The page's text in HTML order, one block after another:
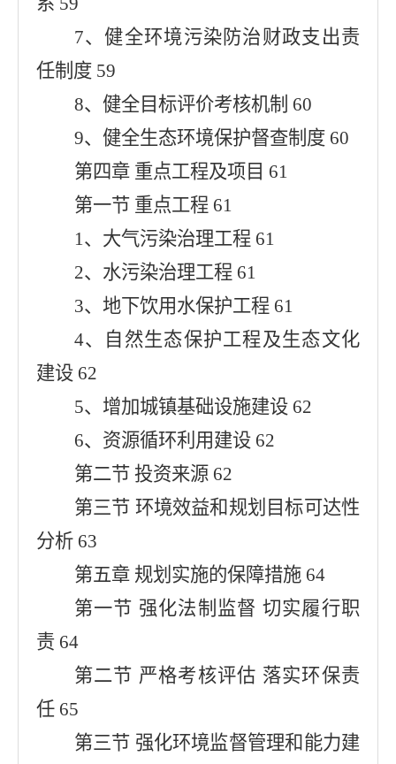
7、健全环境污染防治财政支出责
任制度 59
8、健全目标评价考核机制 60
9、健全生态环境保护督查制度 60
第四章 重点工程及项目 61
第一节 重点工程 61
1、大气污染治理工程 61
2、水污染治理工程 61
3、地下饮用水保护工程 61
4、自然生态保护工程及生态文化
建设 62
5、增加城镇基础设施建设 62
6、资源循环利用建设 62
第二节 投资来源 62
第三节 环境效益和规划目标可达性
分析 63
第五章 规划实施的保障措施 64
第一节 强化法制监督 切实履行职
责 64
第二节 严格考核评估 落实环保责
任 65
第三节 强化环境监督管理和能力建